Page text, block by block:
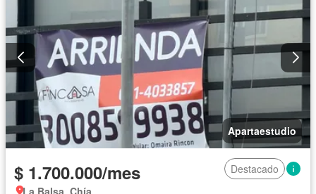
Apartaestudio
$ 1.700.000/mes
Destacado